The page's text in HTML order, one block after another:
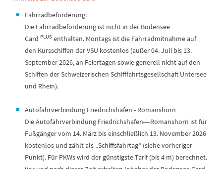
Fahrradbeförderung:
Die Fahrradbeförderung ist nicht in der Bodensee
Card PLUS enthalten. Montags ist die Fahrradmitnahme auf
den Kursschiffen der VSU kostenlos (außer 04. Juli bis 13.
September 2026, an Feiertagen sowie generell nicht auf den
Schiffen der Schweizerischen Schifffahrtsgesellschaft Untersee
und Rhein).
Autofährverbindung Friedrichshafen - Romanshorn
Die Autofährverbindung Friedrichshafen―Romanshorn ist für
Fußgänger vom 14. März bis einschließlich 13. November 2026
kostenlos und zählt als „Schiffsfahrtag“ (siehe vorheriger
Punkt). Für PKWs wird der günstigste Tarif (bis 4 m) berechnet.